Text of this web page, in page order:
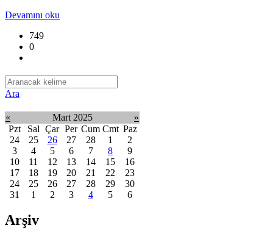
Devamını oku
749
0
Ara
« Mart 2025
»
Pzt
Sal Çar Per Cum Cmt Paz
24
25 26 27 28 1
2
3
4 5 6 7 8
9
10
11 12 13 14 15
16
17
18 19 20 21 22
23
24
25 26 27 28 29
30
31
1 2 3 4 5 6
Arşiv